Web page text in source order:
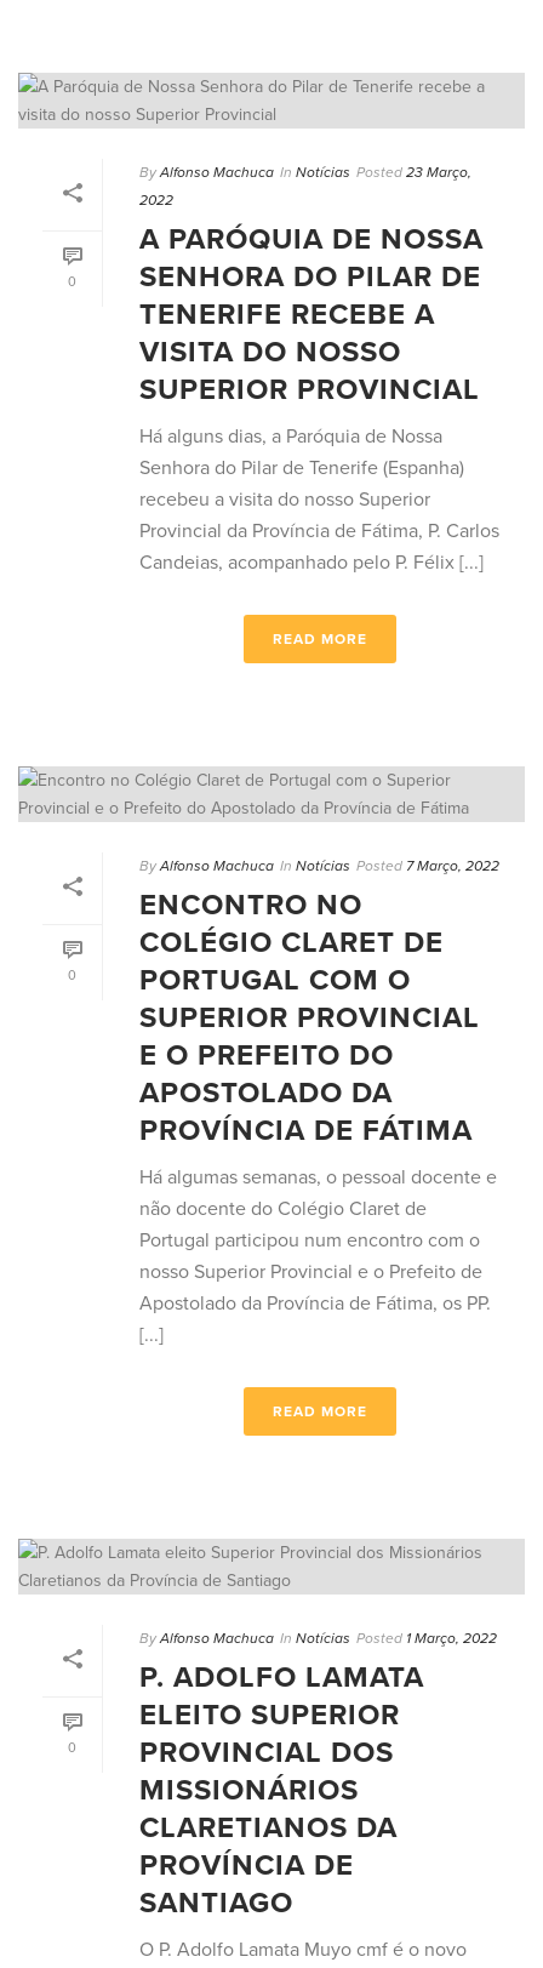
0
By Alfonso Machuca In Notícias Posted 23 Março,
2022
A PARÓQUIA DE NOSSA
SENHORA DO PILAR DE
TENERIFE RECEBE A
VISITA DO NOSSO
SUPERIOR PROVINCIAL
Há alguns dias, a Paróquia de Nossa
Senhora do Pilar de Tenerife (Espanha)
recebeu a visita do nosso Superior
Provincial da Província de Fátima, P. Carlos
Candeias, acompanhado pelo P. Félix [...]
READ MORE
0
By Alfonso Machuca In Notícias Posted 7 Março, 2022
ENCONTRO NO
COLÉGIO CLARET DE
PORTUGAL COM O
SUPERIOR PROVINCIAL
E O PREFEITO DO
APOSTOLADO DA
PROVÍNCIA DE FÁTIMA
Há algumas semanas, o pessoal docente e
não docente do Colégio Claret de
Portugal participou num encontro com o
nosso Superior Provincial e o Prefeito de
Apostolado da Província de Fátima, os PP.
[...]
READ MORE
0
By Alfonso Machuca In Notícias Posted 1 Março, 2022
P. ADOLFO LAMATA
ELEITO SUPERIOR
PROVINCIAL DOS
MISSIONÁRIOS
CLARETIANOS DA
PROVÍNCIA DE
SANTIAGO
O P. Adolfo Lamata Muyo cmf é o novo